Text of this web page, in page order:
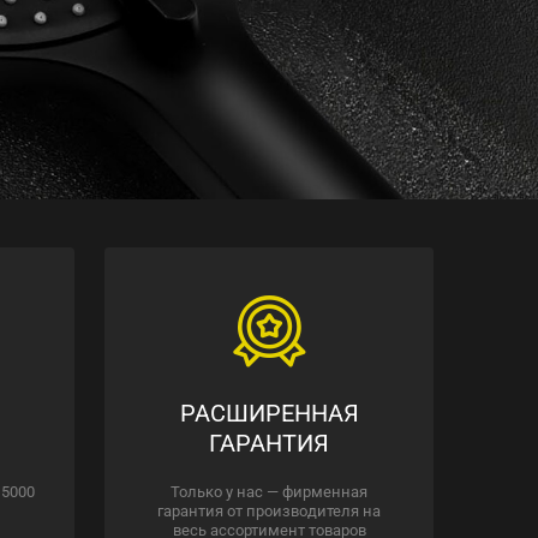
РАСШИРЕННАЯ
ГАРАНТИЯ
Только у нас — фирменная
гарантия от производителя на
весь ассортимент товаров